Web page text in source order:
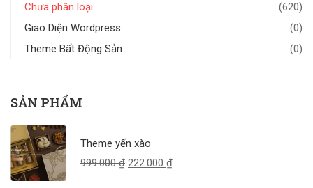
Chưa phân loại
(620)
Giao Diện Wordpress
(0)
Theme Bất Động Sản
(0)
SẢN PHẨM
Theme yến xào
999.000₫ 222.000 ₫